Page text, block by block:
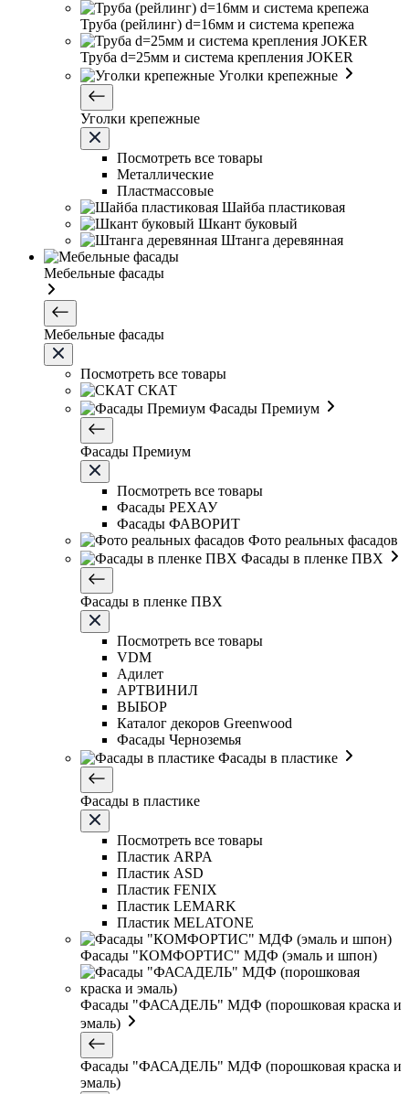
Труба (рейлинг) d=16мм и система крепежа
Труба d=25мм и система крепления JOKER
Уголки крепежные
Уголки крепежные
Посмотреть все товары
Металлические
Пластмассовые
Шайба пластиковая
Шкант буковый
Штанга деревянная
Мебельные фасады
Мебельные фасады
Посмотреть все товары
СКАТ
Фасады Премиум
Фасады Премиум
Посмотреть все товары
Фасады РЕХАУ
Фасады ФАВОРИТ
Фото реальных фасадов
Фасады в пленке ПВХ
Фасады в пленке ПВХ
Посмотреть все товары
VDM
Адилет
АРТВИНИЛ
ВЫБОР
Каталог декоров Greenwood
Фасады Черноземья
Фасады в пластике
Фасады в пластике
Посмотреть все товары
Пластик ARPA
Пластик ASD
Пластик FENIX
Пластик LEMARK
Пластик MELATONE
Фасады "КОМФОРТИС" МДФ (эмаль и шпон)
Фасады "ФАСАДЕЛЬ" МДФ (порошковая краска и
эмаль)
Фасады "ФАСАДЕЛЬ" МДФ (порошковая краска и
эмаль)